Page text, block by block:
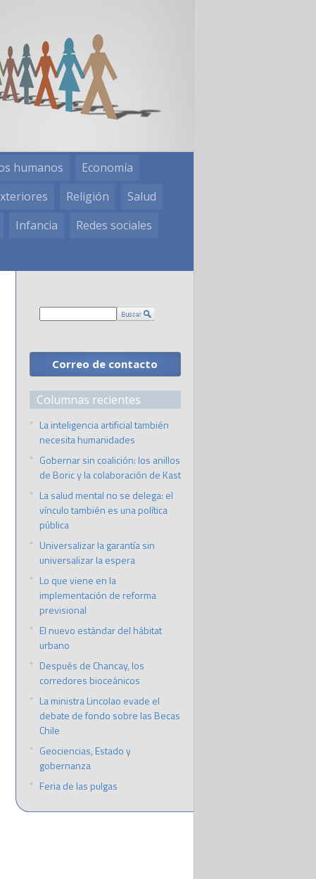
humanos
Economía
Religión
Salud
Infancia
Redes sociales
Correo de contacto
Columnas recientes
La inteligencia artificial también
necesita humanidades
Gobernar sin coalición: los anillos
de Boric y la colaboración de Kast
La salud mental no se delega: el
vínculo también es una política
pública
Universalizar la garantía sin
universalizar la espera
Lo que viene en la
implementación de reforma
previsional
El nuevo estándar del hábitat
urbano
Después de Chancay, los
corredores bioceánicos
La ministra Lincolao evade el
debate de fondo sobre las Becas
Chile
Geociencias, Estado y
gobernanza
Feria de las pulgas